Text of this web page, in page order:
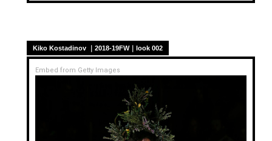
Kiko Kostadinov ｜2018-19FW｜look 002
Embed from Getty Images